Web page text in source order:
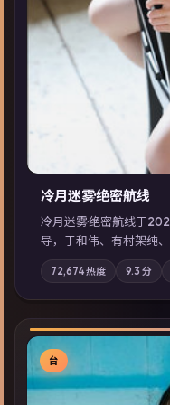
冷月迷雾·绝密航线
冷月迷雾·绝密航线于
导，于和伟、有村架纯
轴，记忆碎片重组后，
影与配乐强化地域气质
剧在线看」延展检索同
72,674热度 9.3 分
台